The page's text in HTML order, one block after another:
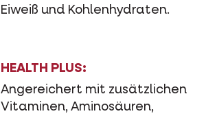
Eiweiß und Kohlenhydraten.
HEALTH PLUS:
Angereichert mit zusätzlichen
Vitaminen, Aminosäuren,